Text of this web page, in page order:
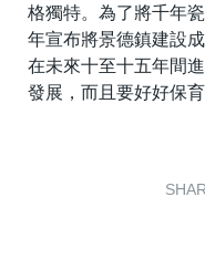
格獨特。為了將千年
年宣布將景德鎮建設
在未來十至十五年間
發展，而且要好好保